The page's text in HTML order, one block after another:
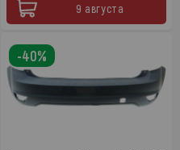
9 августа
-40%